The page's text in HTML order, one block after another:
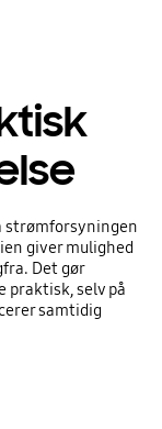
strømforsyningen
giver mulighed
Det gør
praktisk, selv på
samtidig